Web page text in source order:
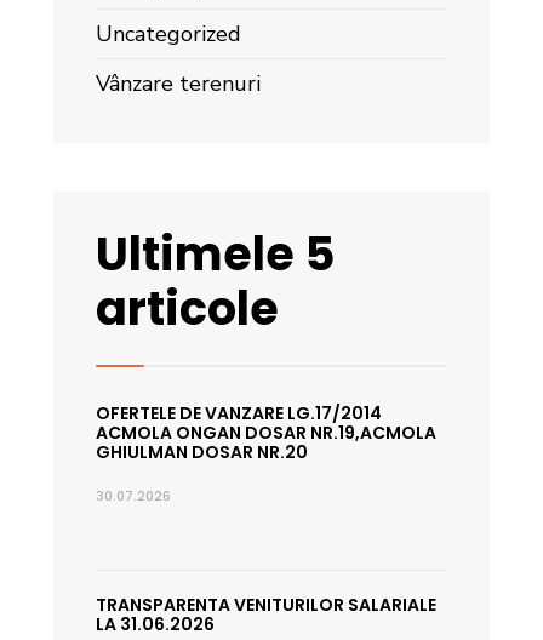
Uncategorized
Vânzare terenuri
Ultimele 5
articole
OFERTELE DE VANZARE LG.17/2014
ACMOLA ONGAN DOSAR NR.19,ACMOLA
GHIULMAN DOSAR NR.20
30.07.2026
TRANSPARENTA VENITURILOR SALARIALE
LA 31.06.2026